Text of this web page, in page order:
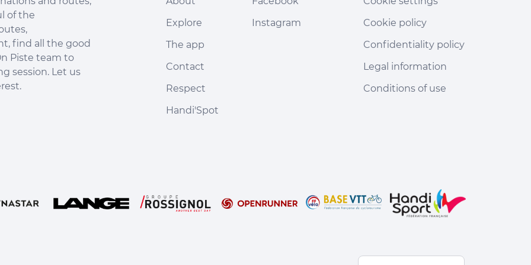
of the
find all the good
Piste team to
session. Let us
Explore
The app
Contact
Respect
Handi'Spot
Instagram
Cookie policy
Confidentiality policy
Legal information
Conditions of use